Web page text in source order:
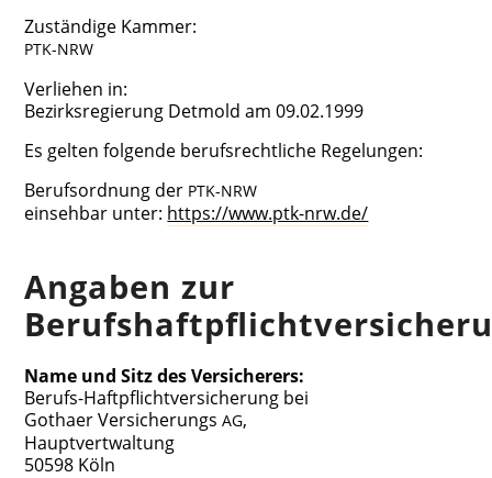
Zustän­di­ge Kammer:
PTK-NRW
Ver­lie­hen in:
Bezirks­re­gie­rung Det­mold am 09.02.1999
Es gel­ten fol­gen­de berufs­recht­li­che Regelungen:
Berufs­ord­nung der PTK-NRW
ein­seh­bar unter: https://www.ptk-nrw.de/
Anga­ben zur
Name und Sitz des Versicherers:
Berufs-Haft­pflicht­ver­si­che­rung bei
Gotha­er Ver­si­che­rungsAG,
Hauptvertwaltung
50598 Köln